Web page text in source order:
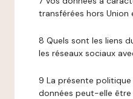
transférées hors Union
8 Quels sont les liens
les réseaux sociaux
9 La présente
données peut-elle